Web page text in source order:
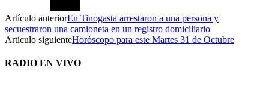
Artículo anteriorEn Tinogasta arrestaron a una persona y
secuestraron una camioneta en un registro domiciliario
Artículo siguienteHoróscopo para este Martes 31 de Octubre
RADIO EN VIVO